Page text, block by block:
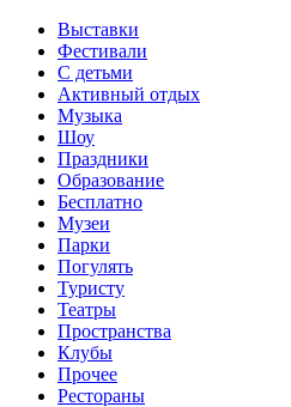
Выставки
Фестивали
С детьми
Активный отдых
Музыка
Шоу
Праздники
Образование
Бесплатно
Музеи
Парки
Погулять
Туристу
Театры
Пространства
Клубы
Прочее
Рестораны